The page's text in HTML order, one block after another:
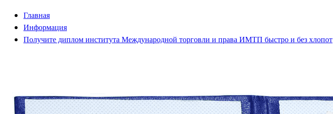
Главная
Информация
Получите диплом института Международной торговли и права ИМТП быстро и без хлопот